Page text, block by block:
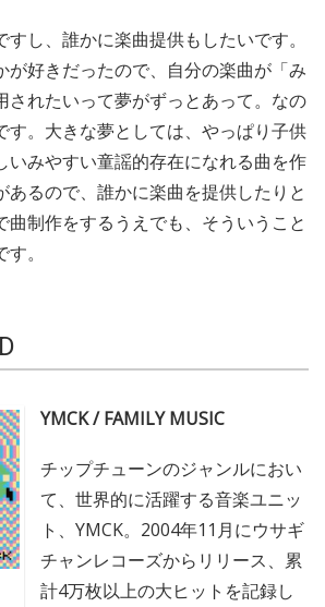
し、誰かに楽曲提供もしたいです。
が好きだったので、自分の楽曲が「み
されたいって夢がずっとあって。なの
す。大きな夢としては、やっぱり子供
いみやすい童謡的存在になれる曲を作
あるので、誰かに楽曲を提供したりと
曲制作をするうえでも、そういうこと
。
YMCK / FAMILY MUSIC
チップチューンのジャンルにおい
て、世界的に活躍する音楽ユニッ
ト、YMCK。2004年11月にウサギ
チャンレコーズからリリース、累
計4万枚以上の大ヒットを記録し